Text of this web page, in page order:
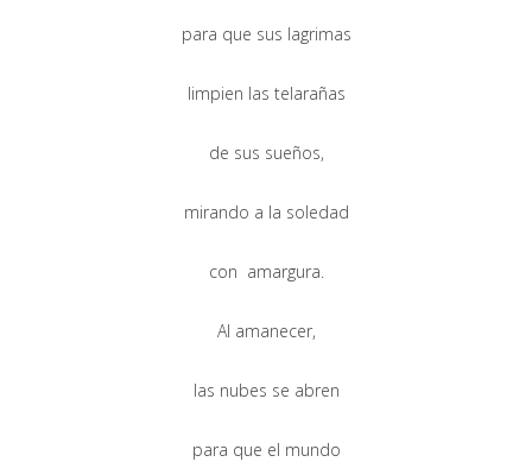
para que sus lagrimas
limpien las telarañas
de sus sueños,
mirando a la soledad
con amargura.
Al amanecer,
las nubes se abren
para que el mundo